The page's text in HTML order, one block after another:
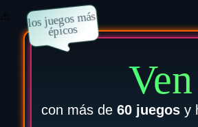
Te